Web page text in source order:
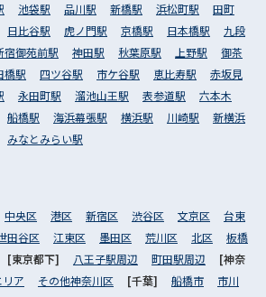
池袋駅 品川駅 新橋駅 浜松町駅
田町
日比谷駅 虎ノ門駅 京橋駅 日本橋駅
九段
宿御苑前駅 神田駅 秋葉原駅 上野駅
御茶
橋駅 四ツ谷駅 市ケ谷駅 恵比寿駅
赤坂見
永田町駅 溜池山王駅 表参道駅
六本木
船橋駅 海浜幕張駅 横浜駅 川崎駅
新横浜
みなとみらい駅
中央区 港区 新宿区 渋谷区 文京区
台東
田谷区 江東区 墨田区 荒川区 北区
板橋
[東京都下] 八王子駅周辺 町田駅周辺
[神奈
ア その他神奈川区 [千葉] 船橋市
市川